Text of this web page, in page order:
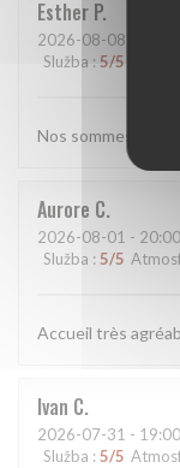
Esther P
2026-08-08
Služba :5/5
Nos sommes
Aurore C
2026-08-01 -
Služba : 5/5
Accueil très
Ivan C
2026-07-31 -
Služba : 5/5